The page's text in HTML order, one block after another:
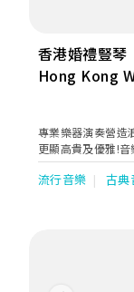
香港婚禮豎琴
Hong Kong
專業樂器演奏營造
更顯高貴及優雅!
高貴的氣氛，豎琴
禮？不如為婚禮中加
流行音樂 古典